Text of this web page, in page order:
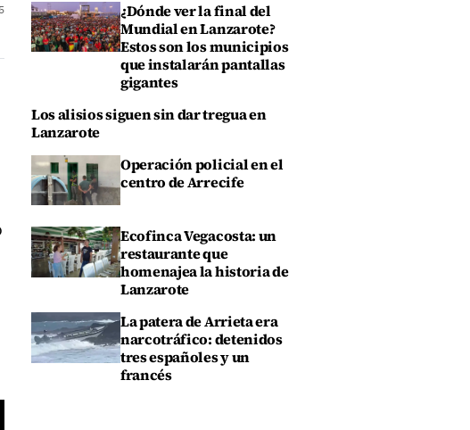
¿Dónde ver la final del
Mundial en Lanzarote?
Estos son los municipios
que instalarán pantallas
gigantes
Los alisios siguen sin dar tregua en
Lanzarote
Operación policial en el
centro de Arrecife
Ecofinca Vegacosta: un
restaurante que
homenajea la historia de
Lanzarote
La patera de Arrieta era
narcotráfico: detenidos
tres españoles y un
francés